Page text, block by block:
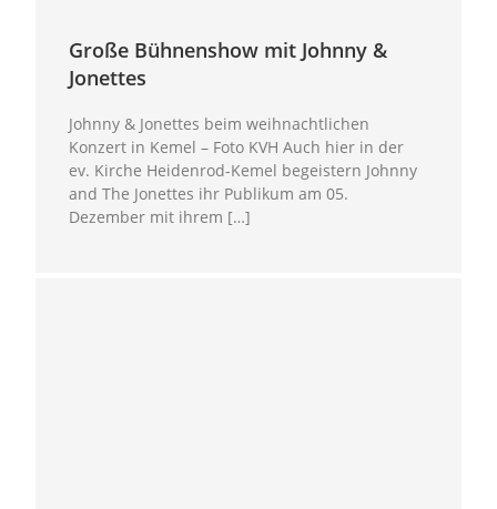
Große Bühnenshow mit Johnny &
Jonettes
Johnny & Jonettes beim weihnachtlichen
Konzert in Kemel – Foto KVH Auch hier in der
ev. Kirche Heidenrod-Kemel begeistern Johnny
and The Jonettes ihr Publikum am 05.
Dezember mit ihrem […]